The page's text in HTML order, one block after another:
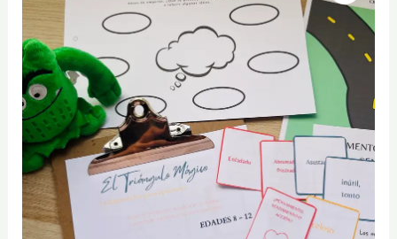
preocupaciones
con
niños
cantidad